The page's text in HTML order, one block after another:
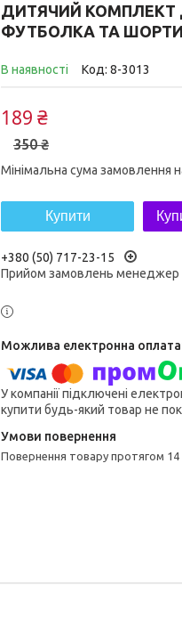
ДИТЯЧИЙ КОМПЛЕКТ
ФУТБОЛКА ТА
В наявності Код: 8-3013
350 ₴
189 ₴
Мінімальна сума замовлення
Купити
+380 (50) 717-23-15
Прийом замовлень менеджер
У компанії підключені
купити будь-який товар не
повернення товару протягом 14